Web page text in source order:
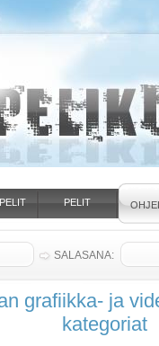
PELIT
grafiikka- ja
kategoriat
SALASANA: